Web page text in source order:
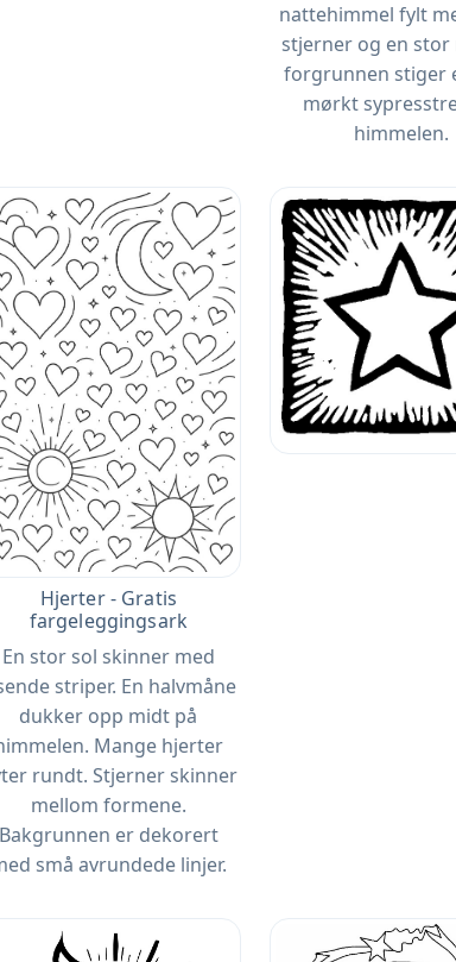
nattehimmel fylt
stjerner og en stor
forgrunnen stiger
mørkt
himmelen.
Hjerter - Gratis
fargeleggingsark
En stor sol skinner med
striper. En halvmåne
dukker opp midt på
Mange hjerter
rundt. Stjerner skinner
mellom formene.
Bakgrunnen er dekorert
små avrundede linjer.